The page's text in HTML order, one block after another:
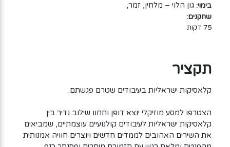
תקציר
קלאסיקות ישראליות בעיבודים שטרם פגשתם.
הצטרפו למסע מוזיקלי יוצא דופן ותחוו שילוב נדיר בין
קלאסיקות ישראליות לעיבודים קולנועיים עוצמתיים, שמביאים
את השירים האהובים לממדים חדשים ויוצרים חוויה אמנותית
בימוי: גון הלוי – מלחין, זמר,
שחקנים:
75 דקות